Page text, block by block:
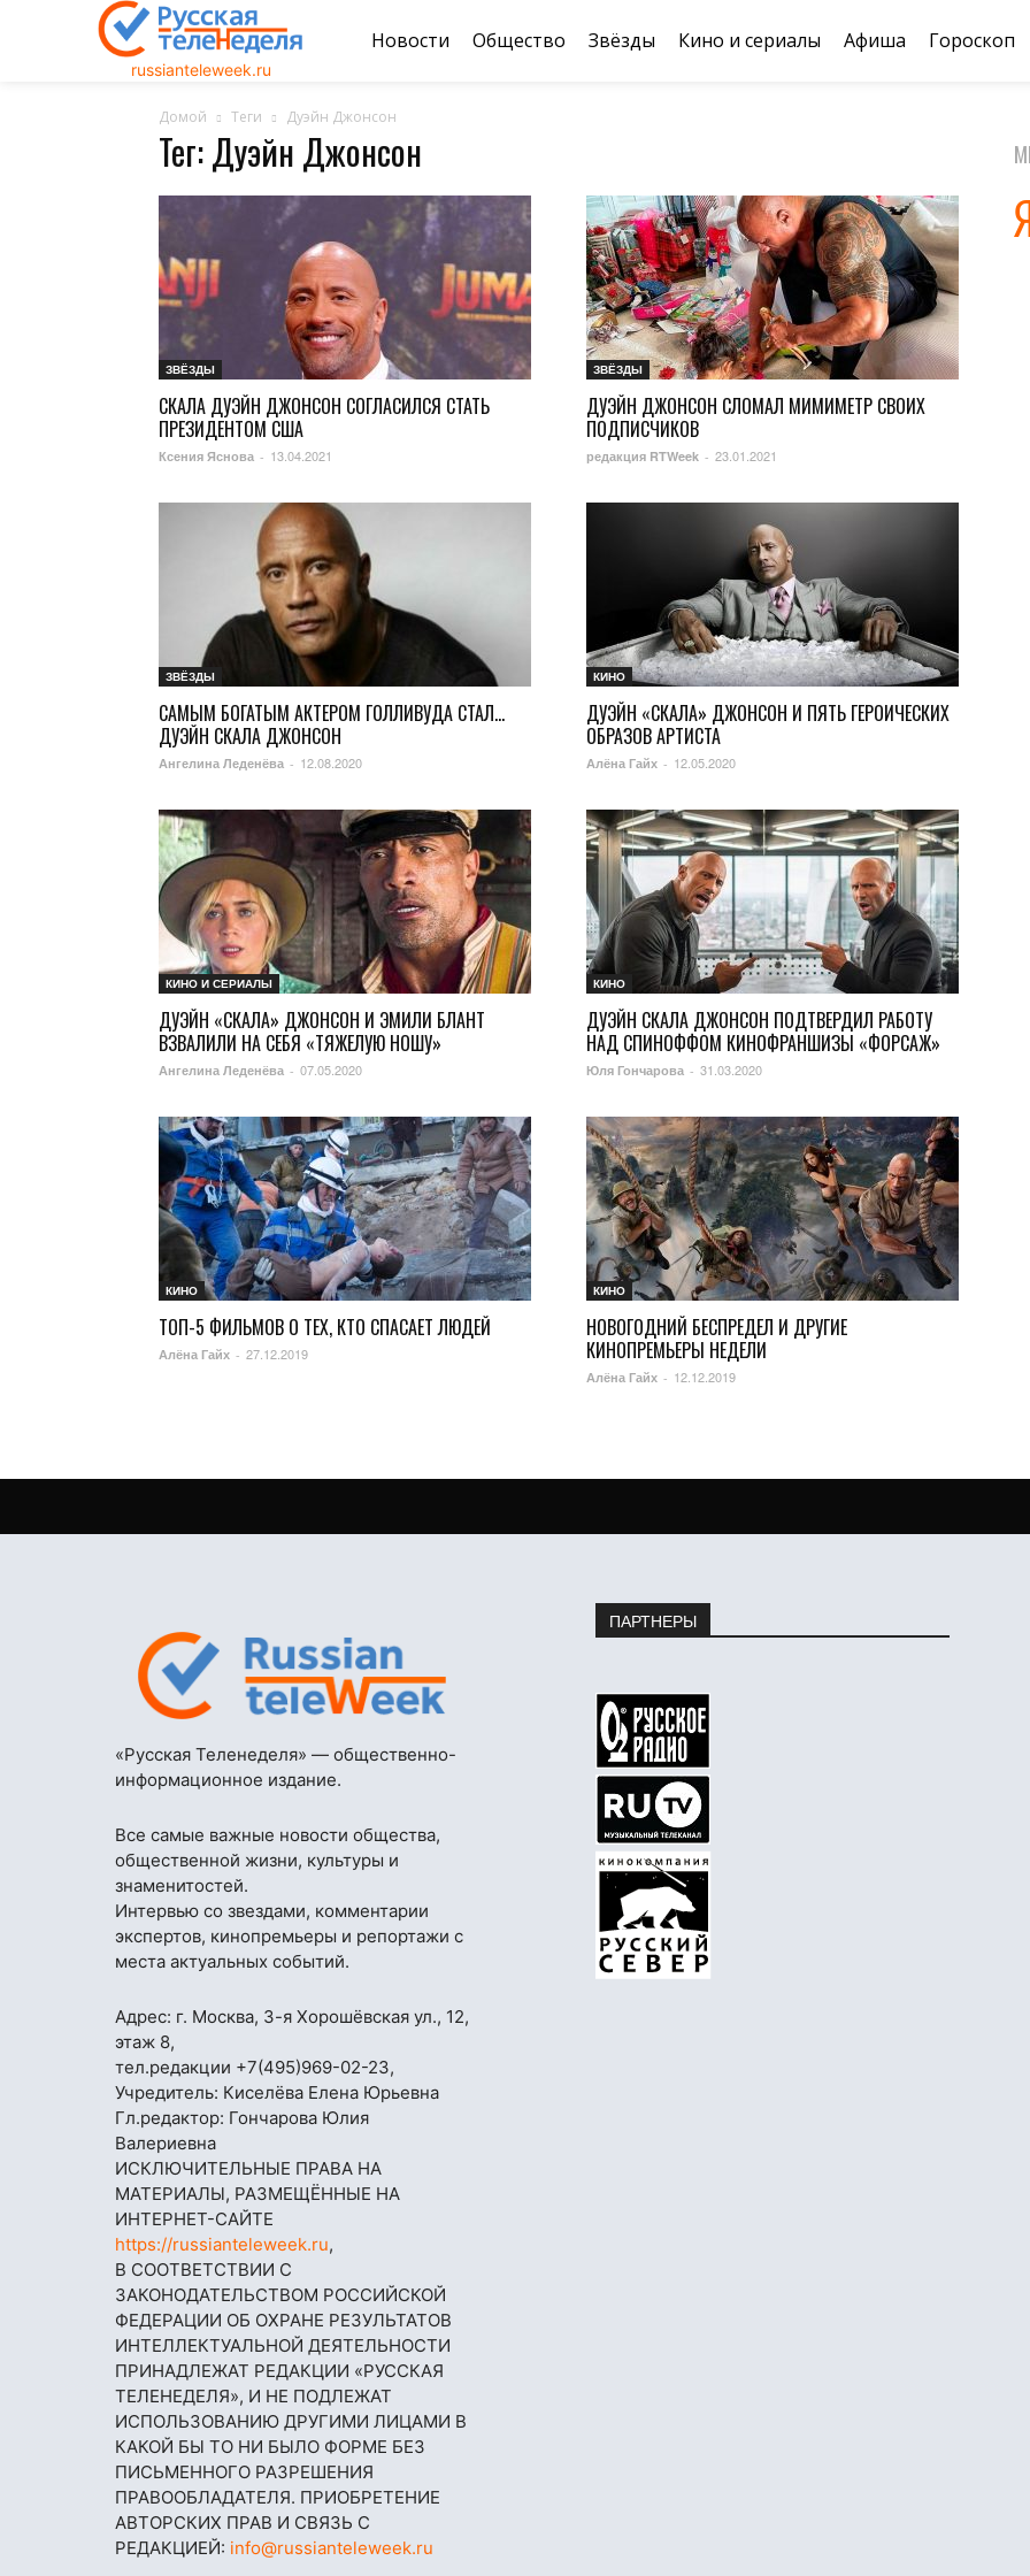
russianteleweek.ru
Новости Общество Звёзды Кино и сериалы Афиша Гороскоп
Домой Теги Дуэйн Джонсон
Тег: Дуэйн Джонсон
ЗВЁЗДЫ
СКАЛА ДУЭЙН ДЖОНСОН СОГЛАСИЛСЯ СТАТЬ
ПРЕЗИДЕНТОМ США
Ксения Яснова - 13.04.2021
ЗВЁЗДЫ
ДУЭЙН ДЖОНСОН СЛОМАЛ МИМИМЕТР СВОИХ
ПОДПИСЧИКОВ
редакция RTWeek - 23.01.2021
ЗВЁЗДЫ
САМЫМ БОГАТЫМ АКТЕРОМ ГОЛЛИВУДА СТАЛ…
ДУЭЙН СКАЛА ДЖОНСОН
Ангелина Леденёва - 12.08.2020
КИНО
ДУЭЙН «СКАЛА» ДЖОНСОН И ПЯТЬ ГЕРОИЧЕСКИХ
ОБРАЗОВ АРТИСТА
Алёна Гайх - 12.05.2020
КИНО И СЕРИАЛЫ
ДУЭЙН «СКАЛА» ДЖОНСОН И ЭМИЛИ БЛАНТ
ВЗВАЛИЛИ НА СЕБЯ «ТЯЖЕЛУЮ НОШУ»
Ангелина Леденёва - 07.05.2020
КИНО
ДУЭЙН СКАЛА ДЖОНСОН ПОДТВЕРДИЛ РАБОТУ
НАД СПИНОФФОМ КИНОФРАНШИЗЫ «ФОРСАЖ»
Юля Гончарова - 31.03.2020
КИНО
ТОП-5 ФИЛЬМОВ О ТЕХ, КТО СПАСАЕТ ЛЮДЕЙ
Алёна Гайх - 27.12.2019
КИНО
НОВОГОДНИЙ БЕСПРЕДЕЛ И ДРУГИЕ
КИНОПРЕМЬЕРЫ НЕДЕЛИ
Алёна Гайх - 12.12.2019
«Русская Теленеделя» — общественно-
информационное издание.
Все самые важные новости общества,
общественной жизни, культуры и
знаменитостей.
Интервью со звездами, комментарии
экспертов, кинопремьеры и репортажи с
места актуальных событий.
Адрес: г. Москва, 3-я Хорошёвская ул., 12,
этаж 8,
тел.редакции +7(495)969-02-23,
Учредитель: Киселёва Елена Юрьевна
Гл.редактор: Гончарова Юлия
Валериевна
ИСКЛЮЧИТЕЛЬНЫЕ ПРАВА НА
МАТЕРИАЛЫ, РАЗМЕЩЁННЫЕ НА
ИНТЕРНЕТ-САЙТЕ
https://russianteleweek.ru,
В СООТВЕТСТВИИ С
ЗАКОНОДАТЕЛЬСТВОМ РОССИЙСКОЙ
ФЕДЕРАЦИИ ОБ ОХРАНЕ РЕЗУЛЬТАТОВ
ИНТЕЛЛЕКТУАЛЬНОЙ ДЕЯТЕЛЬНОСТИ
ПРИНАДЛЕЖАТ РЕДАКЦИИ «РУССКАЯ
ТЕЛЕНЕДЕЛЯ», И НЕ ПОДЛЕЖАТ
ИСПОЛЬЗОВАНИЮ ДРУГИМИ ЛИЦАМИ В
КАКОЙ БЫ ТО НИ БЫЛО ФОРМЕ БЕЗ
ПИСЬМЕННОГО РАЗРЕШЕНИЯ
ПРАВООБЛАДАТЕЛЯ. ПРИОБРЕТЕНИЕ
АВТОРСКИХ ПРАВ И СВЯЗЬ С
РЕДАКЦИЕЙ: info@russianteleweek.ru
ПАРТНЕРЫ